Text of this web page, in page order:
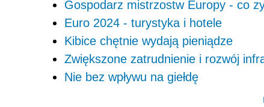
Gospodarz mistrzostw Europy - co
Euro 2024 - turystyka i hotele
Kibice chętnie wydają pieniądze
Zwiększone zatrudnienie i rozwój
Nie bez wpływu na giełdę